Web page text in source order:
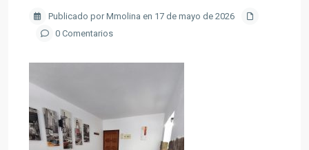
Publicado por Mmolina en 17 de mayo de 2026
0 Comentarios